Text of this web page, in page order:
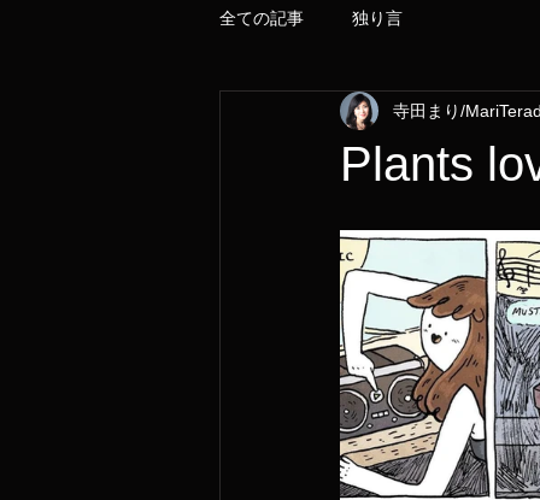
全ての記事 独り言
Plants
寺田まり/